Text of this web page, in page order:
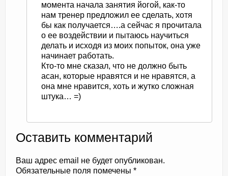
момента начала занятия йогой, как-то
нам тренер предложил ее сделать, хотя
бы как получается….а сейчас я прочитала
о ее воздействии и пытаюсь научиться
делать и исходя из моих попыток, она уже
начинает работать.
Кто-то мне сказал, что не должно быть
асан, которые нравятся и не нравятся, а
она мне нравится, хоть и жутко сложная
штука… =)
Оставить комментарий
Ваш адрес email не будет опубликован.
Обязательные поля помечены *